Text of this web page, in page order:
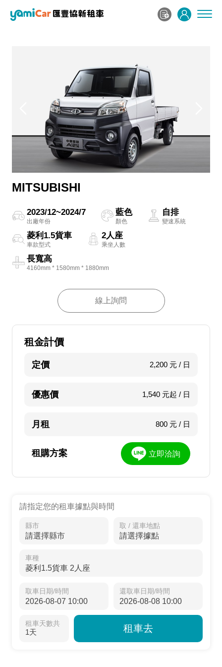
MITSUBISHI
2023/12~2024/7
出廠年份
藍色
顏色
自排
變速系統
菱利1.5貨車
車款型式
2人座
乘坐人數
長寬高
4160mm * 1580mm * 1880mm
線上詢問
租金計價
定價 2,200 元 / 日
優惠價 1,540 元起 / 日
月租 800 元 / 日
租購方案 立即洽詢
請指定您的租車據點與時間
縣市 取 / 還車地點
車種
取車日期/時間 還取車日期/時間
租車天數共
1天 租車去